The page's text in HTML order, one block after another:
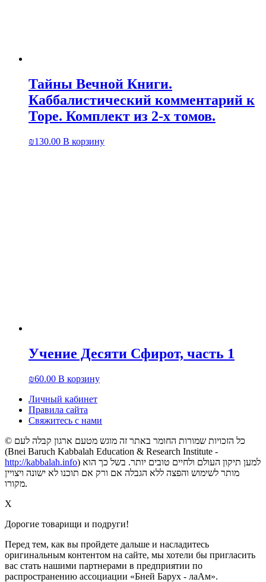
Тайны Вечной Книги.
Каббалистический комментарий к
Торе. Комплект из 2-х томов.
₪130.00 В корзину
Учение Десяти Сфирот, часть 1
₪60.00 В корзину
Личный кабинет
Правила сайта
Свяжитесь с нами
© כל הזכויות שמורות החומר באתר זה מוגש מטעם ארגון קבלה לעם
(Bnei Baruch Kabbalah Education & Research Institute -
http://kabbalah.info) למען תיקון העולם ולחיים טובים יותר. בשל כך הוא
מותר לשימוש והפצה ללא הגבלה אם ורק אם תוכנו לא ישונה ויצויין
מקורו.
X
Дорогие товарищи и подруги!
Перед тем, как вы пройдете дальше и насладитесь
оригинальным контентом на сайте, мы хотели бы пригласить
вас стать нашими партнерами в предприятии по
распространению ассоциации «Бней Барух - лаАм».